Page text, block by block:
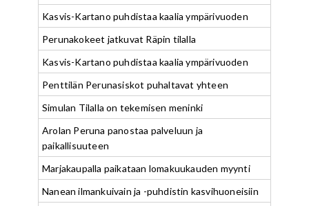
Kasvis-Kartano puhdistaa kaalia ympärivuoden
Perunakokeet jatkuvat Räpin tilalla
Kasvis-Kartano puhdistaa kaalia ympärivuoden
Penttilän Perunasiskot puhaltavat yhteen
Simulan Tilalla on tekemisen meninki
Arolan Peruna panostaa palveluun ja
paikallisuuteen
Marjakaupalla paikataan lomakuukauden myynti
Nanean ilmankuivain ja -puhdistin kasvihuoneisiin